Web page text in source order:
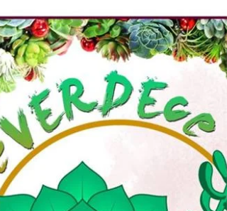
frente a desastres”. ...